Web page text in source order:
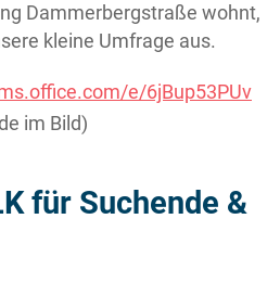
Dammerbergstraße wohnt,
kleine Umfrage aus.
e/6jBup53PUv
im Bild)
für Suchende &